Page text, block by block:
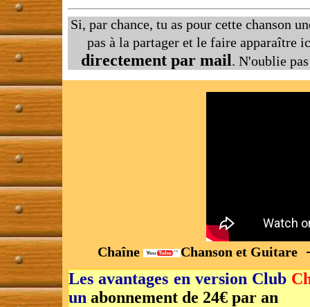
Si, par chance, tu as pour cette chanson
pas à la partager et le faire apparaître
directement par mail. N'oublie
Chaîne Chanson et Guitare
Les avantages en version Club
un abonnement de 24€ par an